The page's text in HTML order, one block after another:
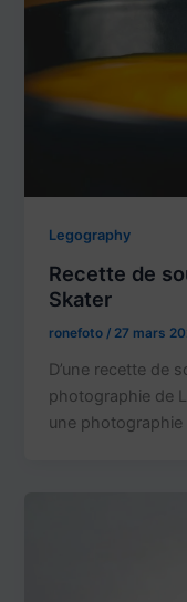
Legography
Recette de
Skater
ronefoto/ 27 mars
D’une recette de
photographie de
une